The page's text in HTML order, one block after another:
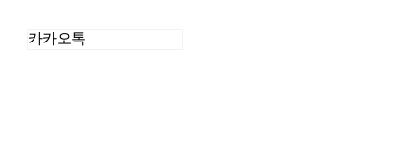
카카오톡